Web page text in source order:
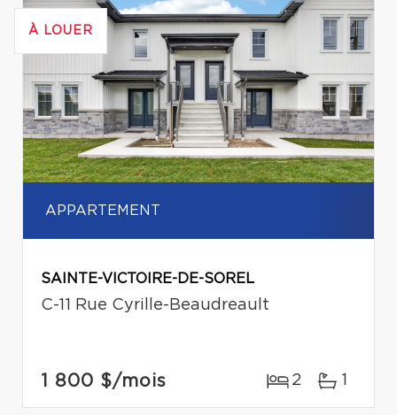
À LOUER
APPARTEMENT
SAINTE-VICTOIRE-DE-SOREL
C-11 Rue Cyrille-Beaudreault
1 800 $/mois 2 1